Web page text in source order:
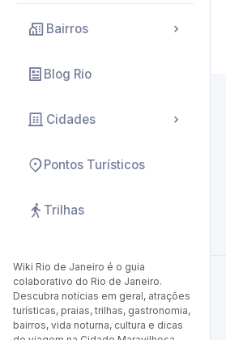
Bairros
Blog Rio
Cidades
Pontos Turísticos
Trilhas
Wiki Rio de Janeiro é o guia
colaborativo do Rio de Janeiro.
Descubra notícias em geral, atrações
turísticas, praias, trilhas, gastronomia,
bairros, vida noturna, cultura e dicas